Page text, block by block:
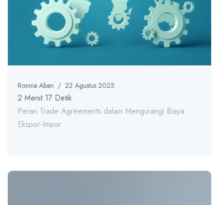
Ronnie Aban / 22 Agustus 2025
2 Menit 17 Detik
Peran Trade Agreements dalam Mengurangi Biaya
Ekspor-Impor